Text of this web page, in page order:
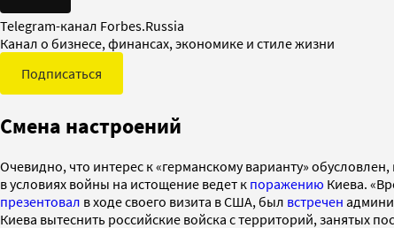
Telegram-канал Forbes.Russia
Канал о бизнесе, финансах, экономике и стиле жизни
Подписаться
Смена настроений
Очевидно, что интерес к «германскому варианту» обусловлен,
в условиях войны на истощение ведет к поражению Киева.
презентовал в ходе своего визита в США, был встречен
Киева вытеснить российские войска с территорий, занятых